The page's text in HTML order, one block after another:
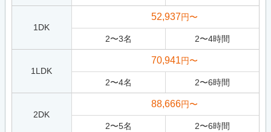
1DK
52,937円〜
2〜3名 2〜4時間
1LDK
70,941円〜
2〜4名 2〜6時間
2DK
88,666円〜
2〜5名 2〜6時間